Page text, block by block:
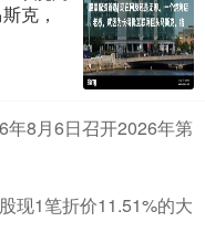
克，
年8月6日召开2026年第
现1笔折价11.51%的大